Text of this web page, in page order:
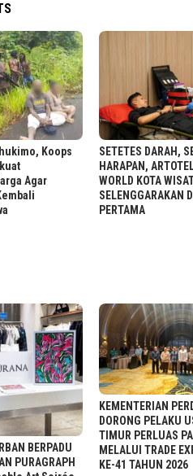
Koops
Agar
SETETES DARAH,
HARAPAN,
WORLD KOTA
SELENGGARAKAN
PERTAMA
BERPADU
PURAGRAPH
KEMENTERIAN
DORONG PELAKU
TIMUR PERLUAS
MELALUI TRADE
KE-41 TAHUN 2026